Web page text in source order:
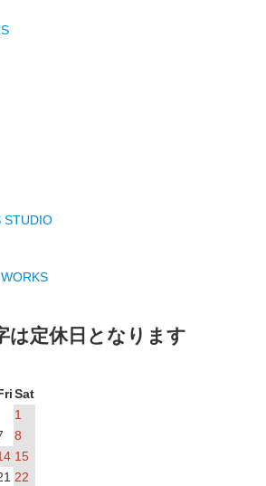
STUDIO
は定休日となります
Sat
1
8
15
22